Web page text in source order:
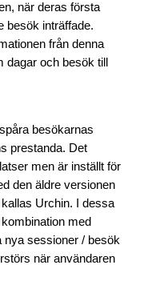
när deras första
besök inträffade.
från denna
och besök till
besökarnas
prestanda. Det
men är inställt för
den äldre versionen
Urchin. I dessa
med
nya sessioner / besök
när användaren